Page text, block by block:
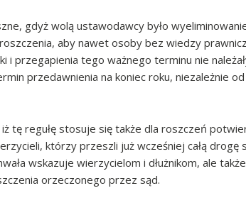
gdyż wolą ustawodawcy było
aby nawet osoby bez wiedzy
i przegapienia tego ważnego terminu nie
przedawnienia na koniec roku, niezależnie
iż tę regułę stosuje się także dla roszczeń
którzy przeszli już wcześniej całą
wskazuje wierzycielom i dłużnikom, ale
orzeczonego przez sąd.